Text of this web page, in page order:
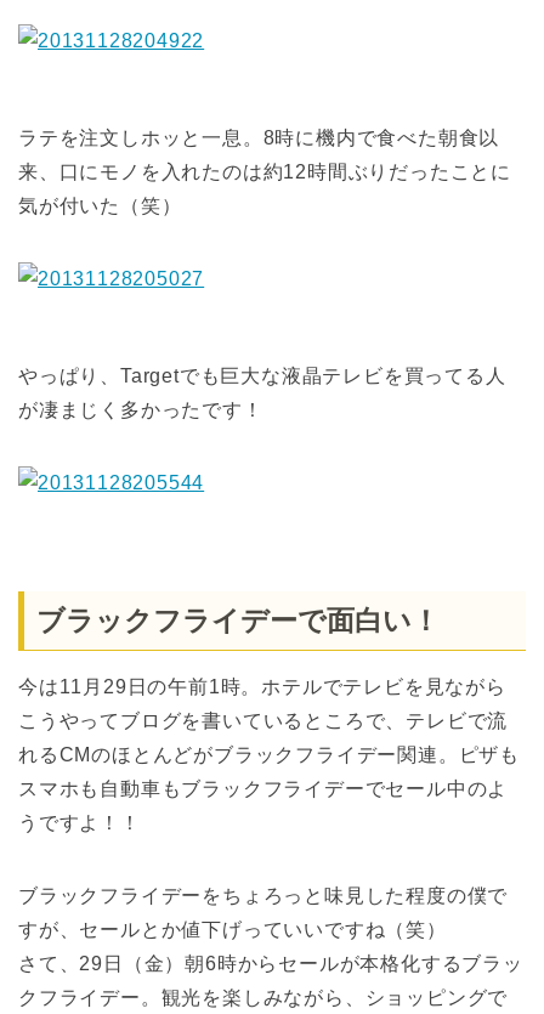
ラテを注文しホッと一息。8時に機内で食べた朝食以
来、口にモノを入れたのは約12時間ぶりだったことに
気が付いた（笑）
やっぱり、Targetでも巨大な液晶テレビを買ってる人
が凄まじく多かったです！
ブラックフライデーで面白い！
今は11月29日の午前1時。ホテルでテレビを見ながら
こうやってブログを書いているところで、テレビで流
れるCMのほとんどがブラックフライデー関連。ピザも
スマホも自動車もブラックフライデーでセール中のよ
うですよ！！
ブラックフライデーをちょろっと味見した程度の僕で
すが、セールとか値下げっていいですね（笑）
さて、29日（金）朝6時からセールが本格化するブラッ
クフライデー。観光を楽しみながら、ショッピングで